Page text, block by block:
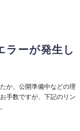
ラーが発生し
か、公開準備中などの理
手数ですが、下記のリン